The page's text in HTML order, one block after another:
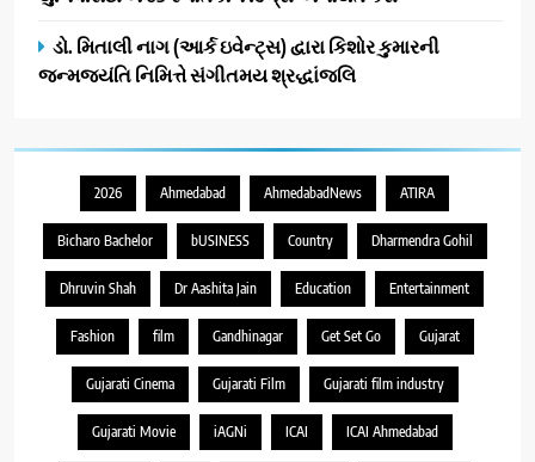
ડો. મિતાલી નાગ (આર્ક ઇવેન્ટ્સ) દ્વારા કિશોર કુમારની
જન્મજયંતિ નિમિત્તે સંગીતમય શ્રદ્ધાંજલિ
2026 Ahmedabad AhmedabadNews ATIRA
Bicharo Bachelor bUSINESS Country Dharmendra Gohil
Dhruvin Shah Dr Aashita Jain Education Entertainment
Fashion film Gandhinagar Get Set Go Gujarat
Gujarati Cinema Gujarati Film Gujarati film industry
Gujarati Movie iAGNi ICAI ICAI Ahmedabad